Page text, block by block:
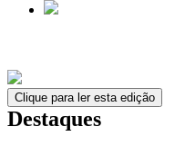
Clique para ler esta edição
Destaques